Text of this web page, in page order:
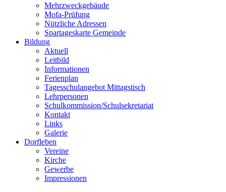
Mehrzweckgebäude
Mofa-Prüfung
Nützliche Adressen
Spartageskarte Gemeinde
Bildung
Aktuell
Leitbild
Informationen
Ferienplan
Tagesschulangebot Mittagstisch
Lehrpersonen
Schulkommission/Schulsekretariat
Kontakt
Links
Galerie
Dorfleben
Vereine
Kirche
Gewerbe
Impressionen